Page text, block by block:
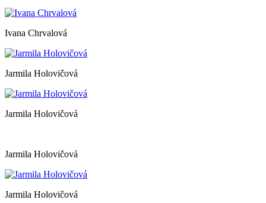
Ivana Chrvalová
Jarmila Holovičová
Jarmila Holovičová
Jarmila Holovičová
Jarmila Holovičová